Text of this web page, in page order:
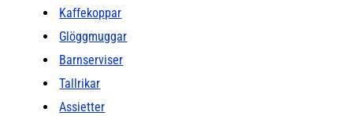
Kaffekoppar
Glöggmuggar
Barnserviser
Tallrikar
Assietter